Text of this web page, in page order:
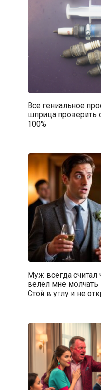
Все гениальное
шприца проверить
100%
Муж всегда считал
велел мне молчать
Стой в углу и не